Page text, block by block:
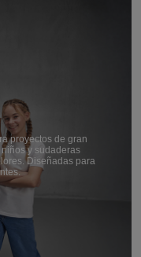
proyectos de gran
y sudaderas
Diseñadas para